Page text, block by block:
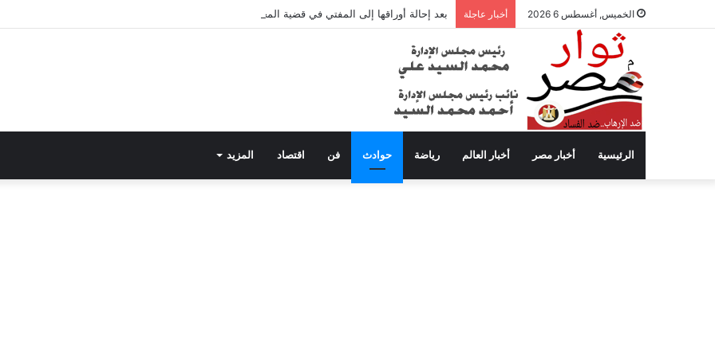
الخميس, أغسطس 6 2026 أخبار عاجلة بعد إحالة أوراقها إلى المفتي في قضية المخدرات الكبرى.. من هي سارة خليفة؟
الرئيسية أخبار مصر أخبار العالم رياضة حوادث فن اقتصاد المزيد